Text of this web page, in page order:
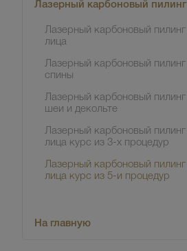
Лазерный карбоновый пилинг
Лазерный карбоновый пилинг
лица
Лазерный карбоновый пилинг
спины
Лазерный карбоновый пилинг
шеи и декольте
Лазерный карбоновый пилинг
лица курс из 3-х процедур
Лазерный карбоновый пилинг
лица курс из 5-и процедур
На главную